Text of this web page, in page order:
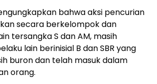
bahwa aksi pencurian
secara berkelompok dan
tersangka S dan AM, masih
lain berinisial B dan SBR yang
buron dan telah masuk dalam
orang.